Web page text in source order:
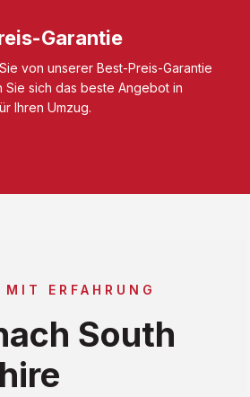
Garantie
von unserer Best-Preis-Garantie
Sie sich das beste Angebot in
Ihren Umzug.
ERFAHRUNG
South